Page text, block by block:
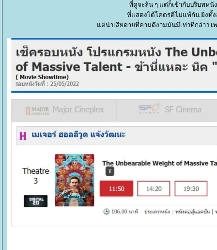
ที่ดูจะล้น ๆ แต่ก็เข้ากับบริบทหนัง
ที่แสดงได้โคตรดีไม่แพ้กัน ยิ่งทั้
ต่น่าเสียดายที่คามดีงามมันมีเท่าที่กล่าว เ